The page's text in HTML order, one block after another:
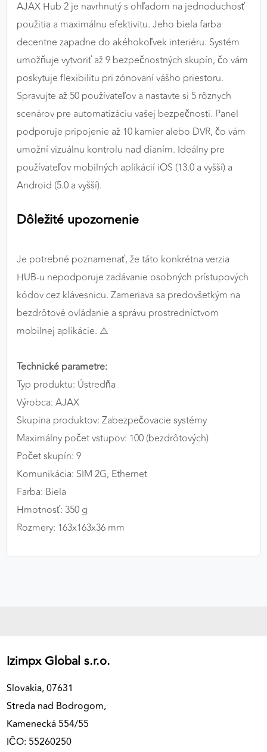
AJAX Hub 2 je navrhnutý s ohľadom na jednoduchosť
použitia a maximálnu efektivitu. Jeho biela farba
decentne zapadne do akéhokoľvek interiéru. Systém
umožňuje vytvoriť až 9 bezpečnostných skupín, čo vám
poskytuje flexibilitu pri zónovaní vášho priestoru.
Spravujte až 50 používateľov a nastavte si 5 rôznych
scenárov pre automatizáciu vašej bezpečnosti. Panel
podporuje pripojenie až 10 kamier alebo DVR, čo vám
umožní vizuálnu kontrolu nad dianím. Ideálny pre
používateľov mobilných aplikácií iOS (13.0 a vyšší) a
Android (5.0 a vyšší).
Dôležité upozornenie
Je potrebné poznamenať, že táto konkrétna verzia
HUB-u nepodporuje zadávanie osobných prístupových
kódov cez klávesnicu. Zameriava sa predovšetkým na
bezdrôtové ovládanie a správu prostredníctvom
mobilnej aplikácie. ⚠️
Technické parametre:
Typ produktu: Ústredňa
Výrobca: AJAX
Skupina produktov: Zabezpečovacie systémy
Maximálny počet vstupov: 100 (bezdrôtových)
Počet skupín: 9
Komunikácia: SIM 2G, Ethernet
Farba: Biela
Hmotnosť: 350 g
Rozmery: 163x163x36 mm
Izimpx Global s.r.o.
Slovakia, 07631
Streda nad Bodrogom,
Kamenecká 554/55
IČO: 55260250